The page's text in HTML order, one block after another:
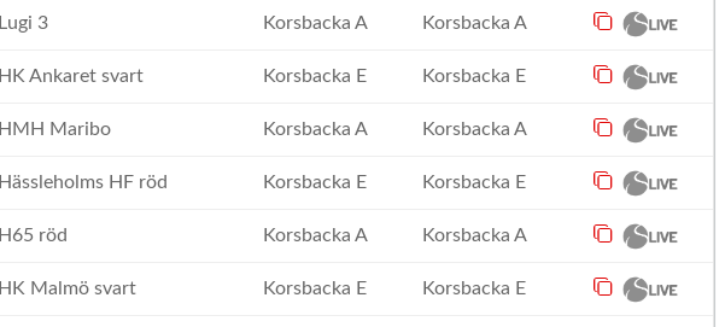
Lugi 3 Korsbacka A Korsbacka A
HK Ankaret svart Korsbacka E Korsbacka E
HMH Maribo Korsbacka A Korsbacka A
Hässleholms HF röd Korsbacka E Korsbacka E
H65 röd Korsbacka A Korsbacka A
HK Malmö svart Korsbacka E Korsbacka E